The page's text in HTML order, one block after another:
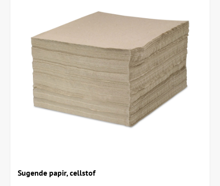
Sugende papir, cellstof